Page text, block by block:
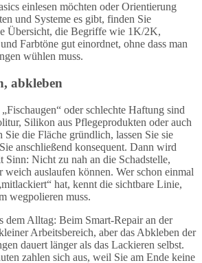
einlesen möchten oder Orientierung
und Systeme es gibt, finden Sie
Übersicht, die Begriffe wie 1K/2K,
Farbtöne gut einordnet, ohne dass man
wühlen muss.
abkleben
oder schlechte Haftung sind
Silikon aus Pflegeprodukten oder auch
Sie die Fläche gründlich, lassen Sie sie
anschließend konsequent. Dann wird
Sinn: Nicht zu nah an die Schadstelle,
weich auslaufen können. Wer schon einmal
hat, kennt die sichtbare Linie,
wegpolieren muss.
dem Alltag: Beim Smart-Repair an der
Arbeitsbereich, aber das Abkleben der
dauert länger als das Lackieren selbst.
zahlen sich aus, weil Sie am Ende keine